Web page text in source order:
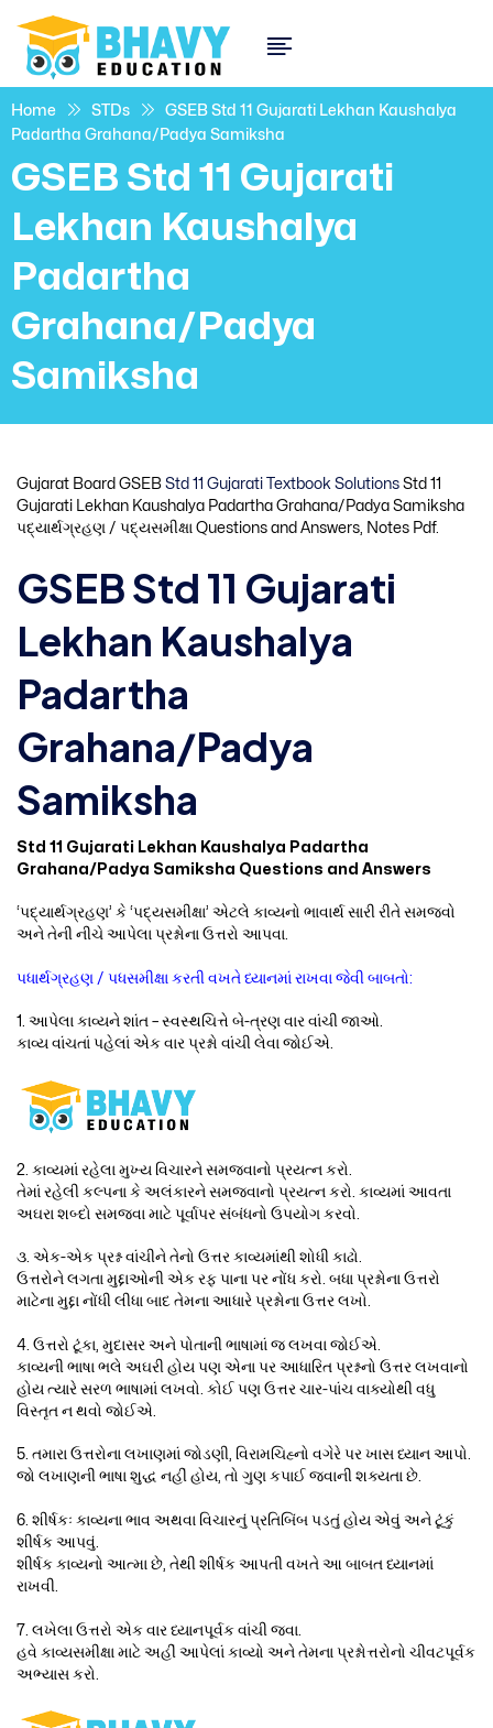
Home STDs
GSEB Std 11 Gujarati Lekhan Kaushalya
Padartha Grahana/Padya Samiksha
GSEB Std 11 Gujarati
Lekhan Kaushalya
Padartha
Grahana/Padya
Samiksha
Gujarat Board GSEB Std 11 Gujarati Textbook Solutions Std 11
Gujarati Lekhan Kaushalya Padartha Grahana/Padya Samiksha
પદ્યાર્થગ્રહણ / પદ્યસમીક્ષા Questions and Answers, Notes Pdf.
GSEB Std 11 Gujarati
Lekhan Kaushalya
Padartha
Grahana/Padya
Samiksha
Std 11 Gujarati Lekhan Kaushalya Padartha
Grahana/Padya Samiksha Questions and Answers
‘પદ્યાર્થગ્રહણ’ કે ‘પદ્યસમીક્ષા’ એટલે કાવ્યનો ભાવાર્થ સારી રીતે સમજવો
અને તેની નીચે આપેલા પ્રશ્નોના ઉત્તરો આપવા.
પધાર્થગ્રહણ / પધસમીક્ષા કરતી વખતે ધ્યાનમાં રાખવા જેવી બાબતો:
1. આપેલા કાવ્યને શાંત – સ્વસ્થચિત્તે બે-ત્રણ વાર વાંચી જાઓ.
કાવ્ય વાંચતાં પહેલાં એક વાર પ્રશ્નો વાંચી લેવા જોઈએ.
2. કાવ્યમાં રહેલા મુખ્ય વિચારને સમજવાનો પ્રયત્ન કરો.
તેમાં રહેલી કલ્પના કે અલંકારને સમજવાનો પ્રયત્ન કરો. કાવ્યમાં આવતા
અઘરા શબ્દો સમજવા માટે પૂર્વાપર સંબંધનો ઉપયોગ કરવો.
૩. એક-એક પ્રશ્ન વાંચીને તેનો ઉત્તર કાવ્યમાંથી શોધી કાઢો.
ઉત્તરોને લગતા મુદ્દાઓની એક રફ પાના પર નોંધ કરો. બધા પ્રશ્નોના ઉત્તરો
માટેના મુદ્દા નોંધી લીધા બાદ તેમના આધારે પ્રશ્નોના ઉત્તર લખો.
4. ઉત્તરો ટૂંકા, મુદાસર અને પોતાની ભાષામાં જ લખવા જોઈએ.
કાવ્યની ભાષા ભલે અઘરી હોય પણ એના પર આધારિત પ્રશ્નનો ઉત્તર લખવાનો
હોય ત્યારે સરળ ભાષામાં લખવો. કોઈ પણ ઉત્તર ચાર-પાંચ વાક્યોથી વધુ
વિસ્તૃત ન થવો જોઈએ.
5. તમારા ઉત્તરોના લખાણમાં જોડણી, વિરામચિહ્નો વગેરે પર ખાસ ધ્યાન આપો.
જો લખાણની ભાષા શુદ્ધ નહીં હોય, તો ગુણ કપાઈ જવાની શક્યતા છે.
6. શીર્ષકઃ કાવ્યના ભાવ અથવા વિચારનું પ્રતિબિંબ પડતું હોય એવું અને ટૂંકું
શીર્ષક આપવું.
શીર્ષક કાવ્યનો આત્મા છે, તેથી શીર્ષક આપતી વખતે આ બાબત ધ્યાનમાં
રાખવી.
7. લખેલા ઉત્તરો એક વાર ધ્યાનપૂર્વક વાંચી જવા.
હવે કાવ્યસમીક્ષા માટે અહીં આપેલાં કાવ્યો અને તેમના પ્રશ્નોત્તરોનો ચીવટપૂર્વક
અભ્યાસ કરો.